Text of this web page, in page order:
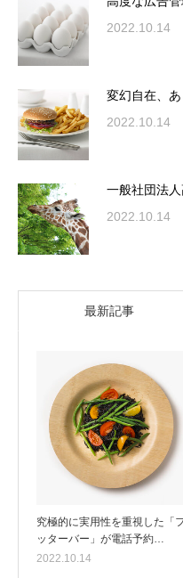
2022.10.14
変幻自在、
2022.10.14
一般社団法
2022.10.14
最新記事
究極的に実用性を重視した「
ッターバー」が電話予約…
2022.10.14